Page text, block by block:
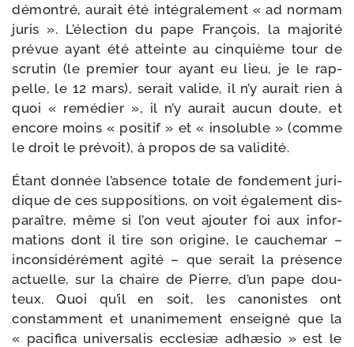
démon­tré, aurait été inté­gra­le­ment « ad nor­mam
juris ». L’élection du pape François, la majo­ri­té
pré­vue ayant été atteinte au cin­quième tour de
scru­tin (le pre­mier tour ayant eu lieu, je le rap­
pelle, le 12 mars), serait valide, il n’y aurait rien à
quoi « remé­dier », il n’y aurait aucun doute, et
encore moins « posi­tif » et « inso­luble » (comme
le droit le pré­voit), à pro­pos de sa validité.
Étant don­née l’absence totale de fon­de­ment juri­
dique de ces sup­po­si­tions, on voit éga­le­ment dis­
pa­raître, même si l’on veut ajou­ter foi aux infor­
ma­tions dont il tire son ori­gine, le cau­che­mar –
incon­si­dé­ré­ment agi­té – que serait la pré­sence
actuelle, sur la chaire de Pierre, d’un pape dou­
teux. Quoi qu’il en soit, les cano­nistes ont
constam­ment et una­ni­me­ment ensei­gné que la
« paci­fi­ca uni­ver­sa­lis eccle­siæ adhæ­sio » est le